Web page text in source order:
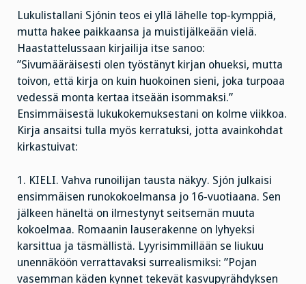
Lukulistallani Sjónin teos ei yllä lähelle top-kymppiä,
mutta hakee paikkaansa ja muistijälkeään vielä.
Haastattelussaan kirjailija itse sanoo:
”Sivumääräisesti olen työstänyt kirjan ohueksi, mutta
toivon, että kirja on kuin huokoinen sieni, joka turpoaa
vedessä monta kertaa itseään isommaksi.”
Ensimmäisestä lukukokemuksestani on kolme viikkoa.
Kirja ansaitsi tulla myös kerratuksi, jotta avainkohdat
kirkastuivat:
1. KIELI. Vahva runoilijan tausta näkyy. Sjón julkaisi
ensimmäisen runokokoelmansa jo 16-vuotiaana. Sen
jälkeen häneltä on ilmestynyt seitsemän muuta
kokoelmaa. Romaanin lauserakenne on lyhyeksi
karsittua ja täsmällistä. Lyyrisimmillään se liukuu
unennäköön verrattavaksi surrealismiksi: ”Pojan
vasemman käden kynnet tekevät kasvupyrähdyksen